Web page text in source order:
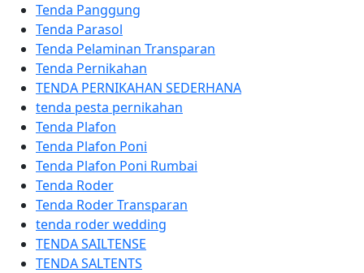
Tenda Panggung
Tenda Parasol
Tenda Pelaminan Transparan
Tenda Pernikahan
TENDA PERNIKAHAN SEDERHANA
tenda pesta pernikahan
Tenda Plafon
Tenda Plafon Poni
Tenda Plafon Poni Rumbai
Tenda Roder
Tenda Roder Transparan
tenda roder wedding
TENDA SAILTENSE
TENDA SALTENTS